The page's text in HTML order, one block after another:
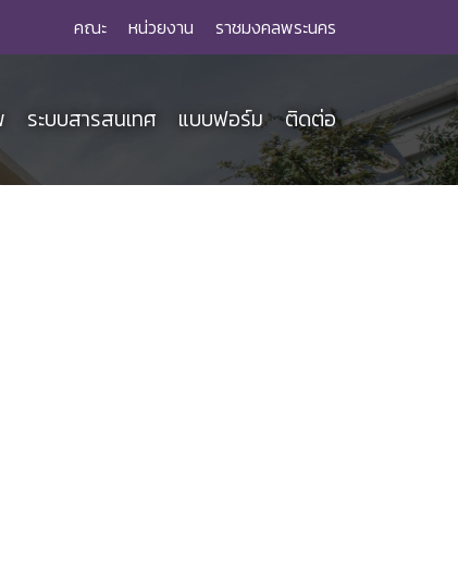
คณะ หน่วยงาน ราชมงคลพระนคร
ระบบสารสนเทศ แบบฟอร์ม ติดต่อ